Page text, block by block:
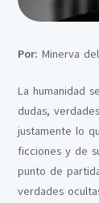
Por: Minerva
La humanidad
dudas,
justamente lo
ficciones y de
punto de
verdades